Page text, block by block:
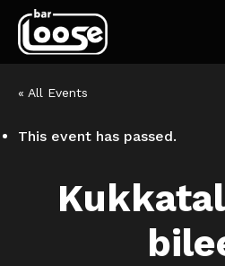
« All Events
This event has passed.